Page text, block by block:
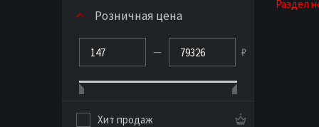
Розничная цена
— ₽
Хит продаж
Раздел